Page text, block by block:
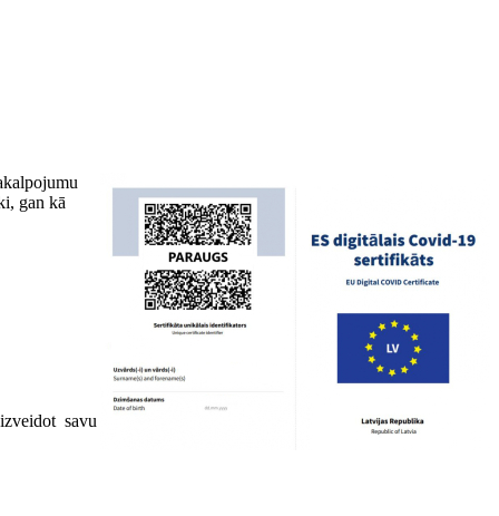
gan kā
savu